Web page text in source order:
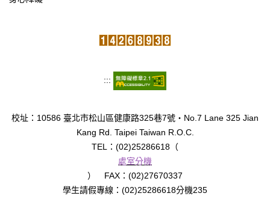
:::
校址：10586 臺北市松山區健康路325巷7號‧No.7 Lane 325 Jian
Kang Rd. Taipei Taiwan R.O.C.
TEL：(02)25286618（
處室分機
） FAX：(02)27670337
學生請假專線：(02)25286618分機235